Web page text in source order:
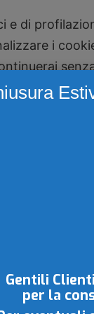
590943 - Studio Paone
e di
i
tuoi dati
della
Gentili
per la